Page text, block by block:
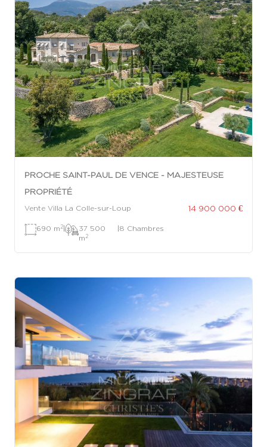
PROCHE SAINT-PAUL DE VENCE - MAJESTEUSE
PROPRIÉTÉ
Vente Villa La Colle-sur-Loup 14 900 000 €
690 m 2|
37 500
m 2
|8 Chambres